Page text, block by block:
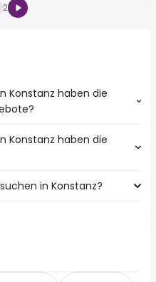
2
Konstanz haben die
mit den meisten analyst
Konstanz haben die
mit den meisten
in Konstanz?